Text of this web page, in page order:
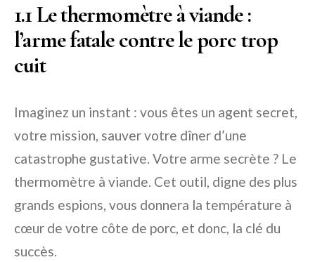
1.1 Le thermomètre à viande :
l’arme fatale contre le porc trop
cuit
Imaginez un instant : vous êtes un agent secret,
votre mission, sauver votre dîner d’une
catastrophe gustative. Votre arme secrète ? Le
thermomètre à viande. Cet outil, digne des plus
grands espions, vous donnera la température à
cœur de votre côte de porc, et donc, la clé du
succès.